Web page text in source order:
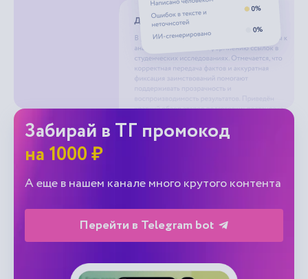
Забирай в ТГ промокод
на 1000 ₽
А еще в нашем канале много крутого контента
Перейти в Telegram bot